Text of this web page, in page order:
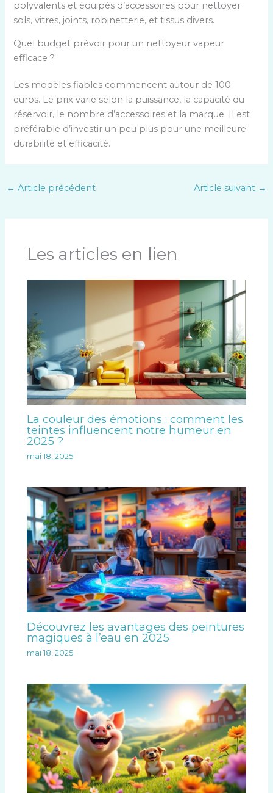
polyvalents et équipés d’accessoires pour nettoyer
sols, vitres, joints, robinetterie, et tissus divers.
Quel budget prévoir pour un nettoyeur vapeur
efficace ?
Les modèles fiables commencent autour de 100
euros. Le prix varie selon la puissance, la capacité du
réservoir, le nombre d’accessoires et la marque. Il est
préférable d’investir un peu plus pour une meilleure
durabilité et efficacité.
← Article précédent Article suivant →
Les articles en lien
La couleur des émotions : comment les
teintes influencent notre humeur en
2025 ?
mai 18, 2025
Découvrez les avantages des peintures
magiques à l’eau en 2025
mai 18, 2025